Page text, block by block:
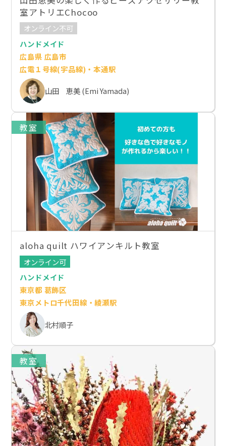
室アトリエChocoo
オンライン不可
ハンドメイド
広島県 広島市
広電１号線(宇品線)・本通駅
山田 恵美 (Emi Yamada)
教室
aloha quilt ハワイアンキルト教室
オンライン可
ハンドメイド
東京都 葛飾区
東京メトロ千代田線・綾瀬駅
北村順子
教室